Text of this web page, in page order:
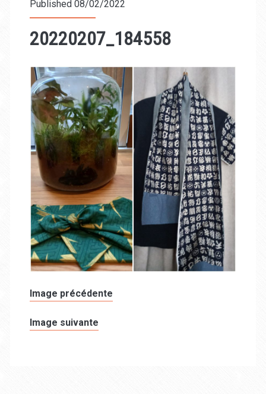
Published 08/02/2022
20220207_184558
Image précédente
Image suivante